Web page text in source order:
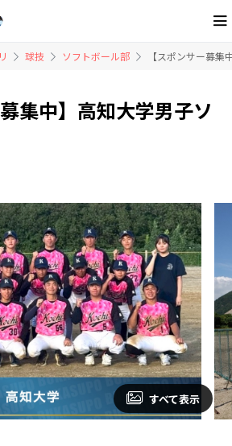
球技 ソフトボール部 【スポンサー募
集中】高知大学男子ソ
すべて表示